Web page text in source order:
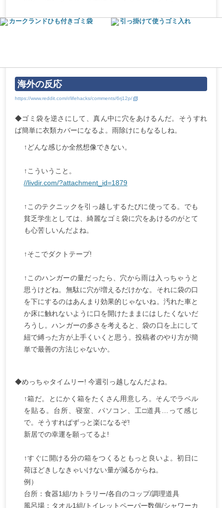
カークランドひも付きゴミ袋 引っ掛けて使うゴミ入れ
海外の反応
◆ゴミ袋を逆さにして、真ん中に穴をあけるんだ。そうすれ
ば簡単に衣類カバーになるよ。雨除けにもなるしね。
↑どんな感じか全然想像できない。
↑こういうこと。
//livdir.com/?attachment_id=1879
↑このテクニックを引っ越しするたびに使ってる。でも
貧乏学生としては、綺麗なゴミ袋に穴をあけるのがとて
も心苦しいんだよね。
↑そこでダクトテープ!
↑このハンガーの量だったら、穴から雨は入っちゃうと
思うけどね。無駄に穴が増えるだけかな。それに袋の口
を下にするのはあんまり効果的じゃないね。汚れた車と
か床に触れないように口を開けたままにはしたくないだ
ろうし。ハンガーの多さを考えると、袋の口を上にして
紐で縛った方が上手くいくと思う。投稿者のやり方が簡
単で最善の方法じゃないか。
◆めっちゃタイムリー! 今週引っ越しなんだよね。
↑箱だ。とにかく箱をたくさん用意しろ。そんでラベル
を貼る。台所、寝室、パソコン、工□道具…って感じ
で。そうすればずっと楽になるぞ!
新居での幸運を願ってるよ!
↑すぐに開ける分の箱をつくるともっと良いよ。初日に
荷ほどきしなきゃいけない量が減るからね。
例）
台所：食器1組/カトラリー/各自のコップ/調理道具
風呂場：タオル1組/トイレットペーパー数個/シャワーカ